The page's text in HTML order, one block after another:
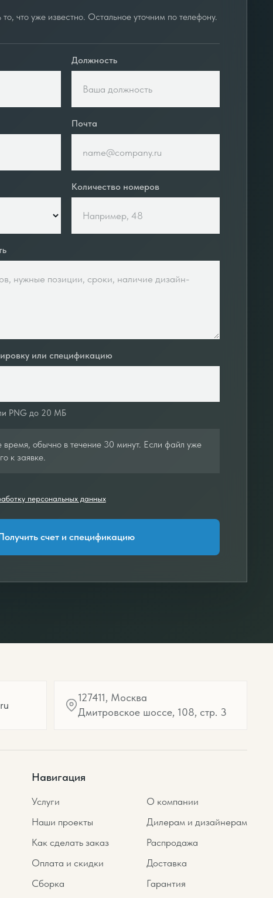
то, что уже известно. Остальное уточним по телефону.
Должность
Почта
Количество номеров
или спецификацию
PNG до 20 МБ
время, обычно в течение 30 минут. Если файл уже
к заявке.
персональных данных
счет и спецификацию
127411, Москва
Дмитровское шоссе, 108, стр. 3
Навигация
Услуги
О компании
Наши проекты
Дилерам и дизайнерам
Как сделать заказ
Распродажа
Оплата и скидки
Доставка
Сборка
Гарантия